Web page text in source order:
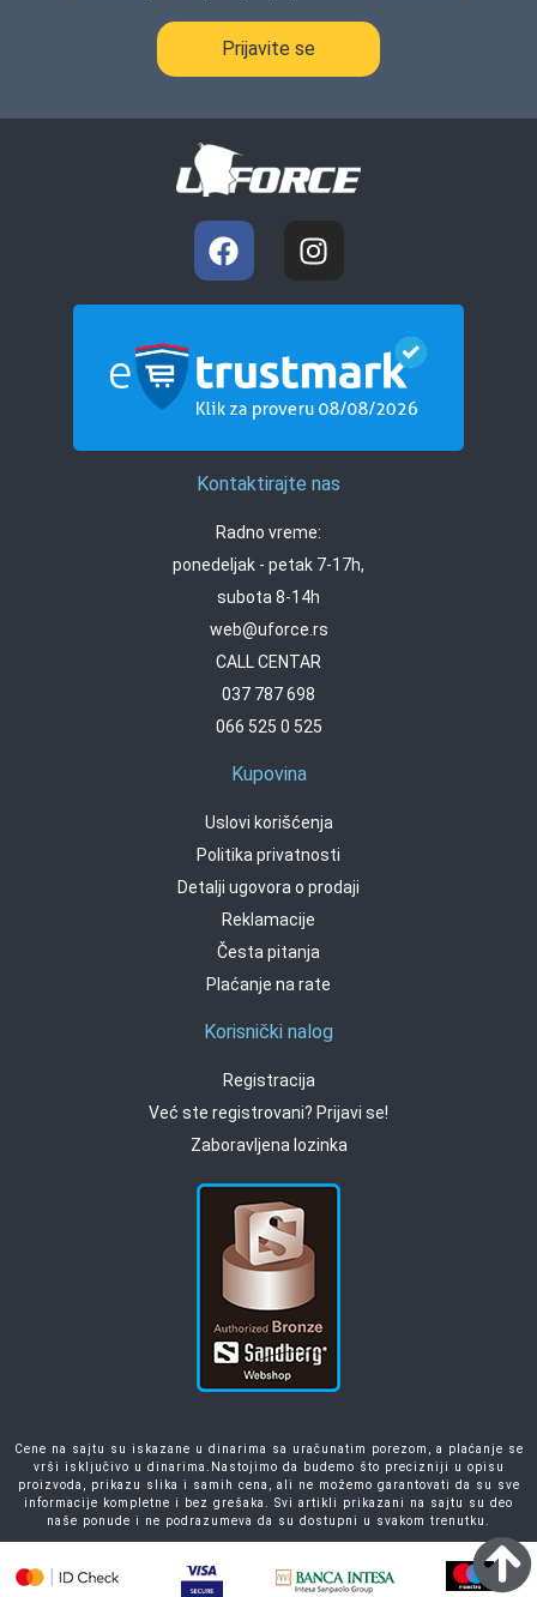
Prijavite se
Kontaktirajte nas
Radno vreme:
ponedeljak - petak 7-17h,
subota 8-14h
web@uforce.rs
CALL CENTAR
037 787 698
066 525 0 525
Kupovina
Uslovi korišćenja
Politika privatnosti
Detalji ugovora o prodaji
Reklamacije
Česta pitanja
Plaćanje na rate
Korisnički nalog
Registracija
Već ste registrovani? Prijavi se!
Zaboravljena lozinka
Cene na sajtu su iskazane u dinarima sa uračunatim porezom, a plaćanje se
vrši isključivo u dinarima.Nastojimo da budemo što precizniji u opisu
proizvoda, prikazu slika i samih cena, ali ne možemo garantovati da su sve
informacije kompletne i bez grešaka. Svi artikli prikazani na sajtu su deo
naše ponude i ne podrazumeva da su dostupni u svakom trenutku.